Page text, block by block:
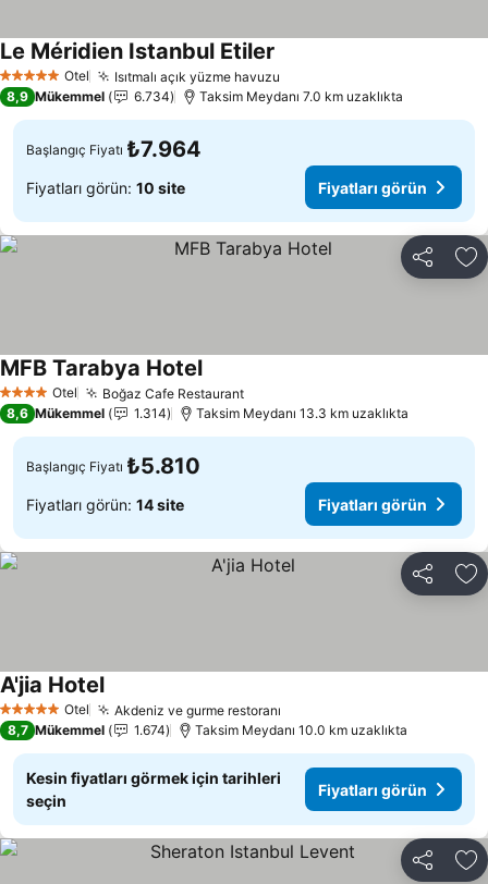
5 Yıldız Otel Isıtmalı açık yüzme havuzu
Le Méridien Istanbul Etiler
8,9 Mükemmel 6.734 Taksim Meydanı 7.0 km uzaklıkta
Başlangıç Fiyatı ₺7.964
Fiyatları görün: 10 site Fiyatları görün
Paylaş
4 Yıldız Otel Boğaz Cafe RestaurantFiyatları görün
MFB Tarabya HotelFiyatları görün
8,6 Mükemmel 1.314 Taksim Meydanı 13.3 km uzaklıkta
Başlangıç Fiyatı ₺5.810
Fiyatları görün: 14 site Fiyatları görün
Paylaş
5 Yıldız Otel Akdeniz ve gurme restoranı
A'jia HotelFiyatları görün
8,7 Mükemmel 1.674 Taksim Meydanı 10.0 km uzaklıkta
Kesin fiyatları görmek için tarihleri
seçin
Fiyatları görün
Paylaş